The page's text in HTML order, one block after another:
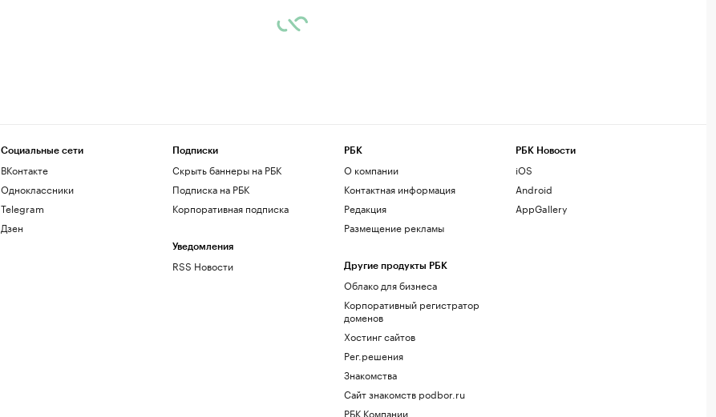
Социальные сети
ВКонтакте
Одноклассники
Telegram
Дзен
Подписки
Скрыть баннеры на РБК
Подписка на РБК
Корпоративная подписка
Уведомления
RSS Новости
РБК
О компании
Контактная информация
Редакция
Размещение рекламы
Другие продукты РБК
Облако для бизнеса
Корпоративный регистратор
доменов
Хостинг сайтов
Рег.решения
Знакомства
Сайт знакомств podbor.ru
РБК Компании
РБК Новости
iOS
Android
AppGallery